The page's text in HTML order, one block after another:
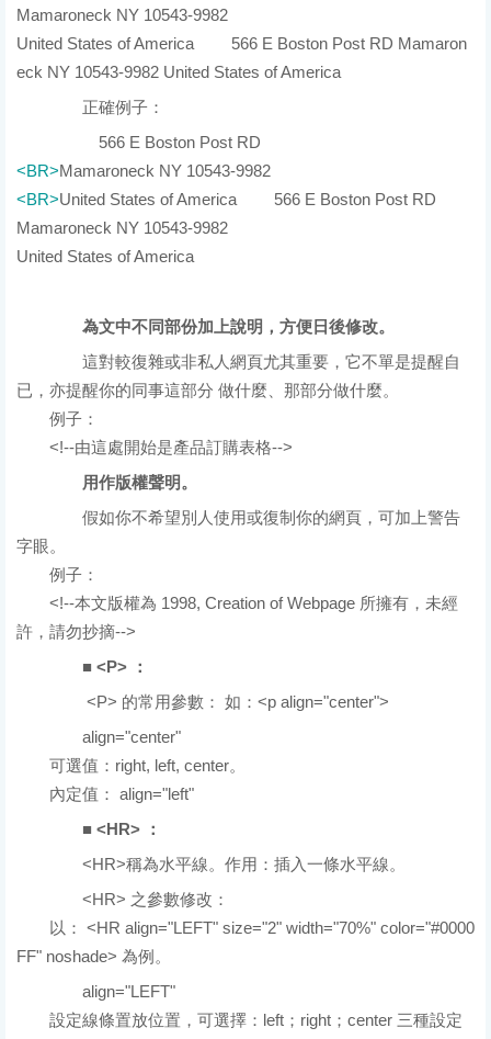
Mamaroneck NY 10543-9982
United States of America
566 E Boston Post RD Mamaron
eck NY 10543-9982 United States of America
正確例子：
566 E Boston Post RD
<BR>Mamaroneck NY 10543-9982
<BR>United States of America
566 E Boston Post RD
Mamaroneck NY 10543-9982
United States of America
為文中不同部份加上說明，方便日後修改。
這對較復雜或非私人網頁尤其重要，它不單是提醒自
已，亦提醒你的同事這部分 做什麼、那部分做什麼。
例子：
<!--由這處開始是產品訂購表格-->
用作版權聲明。
假如你不希望別人使用或復制你的網頁，可加上警告
字眼。
例子：
<!--本文版權為 1998, Creation of Webpage 所擁有，未經
許，請勿抄摘-->
■ <P> ：
<P> 的常用參數： 如：<p align="center">
align="center"
可選值：right, left, center。
內定值： align="left"
■ <HR> ：
<HR>稱為水平線。作用：插入一條水平線。
<HR> 之參數修改：
以： <HR align="LEFT" size="2" width="70%" color="#0000
FF" noshade> 為例。
align="LEFT"
設定線條置放位置，可選擇：left；right；center 三種設定